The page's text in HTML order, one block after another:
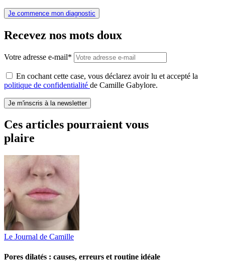
Je commence mon diagnostic
Recevez nos mots doux
Votre adresse e-mail*
En cochant cette case, vous déclarez avoir lu et accepté la
politique de confidentialité de Camille Gabylore.
Je m'inscris à la newsletter
Ces articles pourraient vous
plaire
Le Journal de Camille
Pores dilatés : causes, erreurs et routine idéale